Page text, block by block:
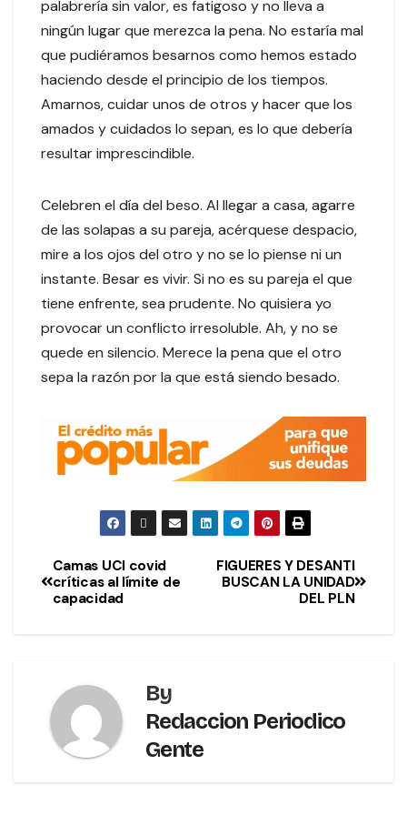
palabrería sin valor, es fatigoso y no lleva a
ningún lugar que merezca la pena. No estaría mal
que pudiéramos besarnos como hemos estado
haciendo desde el principio de los tiempos.
Amarnos, cuidar unos de otros y hacer que los
amados y cuidados lo sepan, es lo que debería
resultar imprescindible.
Celebren el día del beso. Al llegar a casa, agarre
de las solapas a su pareja, acérquese despacio,
mire a los ojos del otro y no se lo piense ni un
instante. Besar es vivir. Si no es su pareja el que
tiene enfrente, sea prudente. No quisiera yo
provocar un conflicto irresoluble. Ah, y no se
quede en silencio. Merece la pena que el otro
sepa la razón por la que está siendo besado.
FIGUERES Y DESANTI
BUSCAN LA UNIDAD
DEL PLN
Camas UCI covid
críticas al límite de
capacidad
By
Redaccion Periodico
Gente